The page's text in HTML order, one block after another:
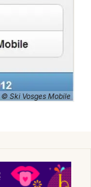
© Ski Vosges Mobile